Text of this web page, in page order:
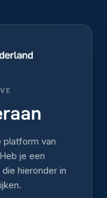
platform van
je een
hieronder in